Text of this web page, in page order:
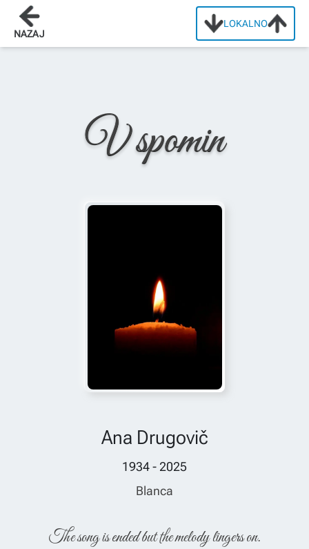
LOKALNO
NAZAJ
Domov
V spomin
Ana Drugovič
1934 - 2025
Blanca
The song is ended but the melody lingers on.